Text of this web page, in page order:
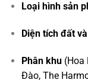
Loại hình sản
Diện tích đất
Phân khu(Hoa
Đào, The